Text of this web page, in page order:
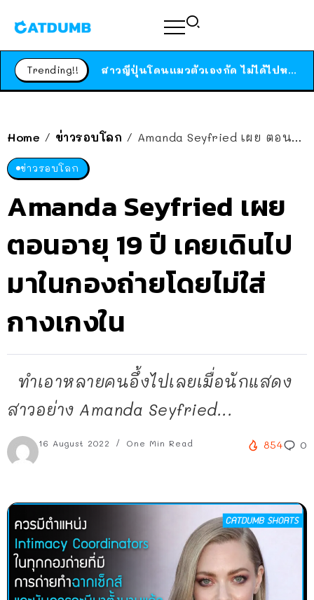
Trending!! ได้เวลาเด็กหนวดรวมตัว RF Online Next เปิดให้เล่นแล้ว เกม Sci-Fi MMORPG ระดับตำนาน เล่นได้ทั้งมือถือและ PC
Home / ข่าวรอบโลก / Amanda Seyfried เผย ตอนอายุ 19 ปี เคยเดินไปมาในกองถ่ายโดยไม่ใส่กางเกงใน
ข่าวรอบโลก
Amanda Seyfried เผย
ตอนอายุ 19 ปี เคยเดินไป
มาในกองถ่ายโดยไม่ใส่
กางเกงใน
ทำเอาหลายคนอึ้งไปเลยเมื่อนักแสดง
สาวอย่าง Amanda Seyfried...
16 August 2022 One Min Read 854 0